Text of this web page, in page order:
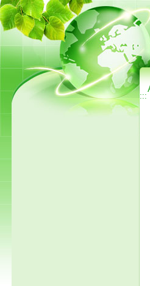
:::